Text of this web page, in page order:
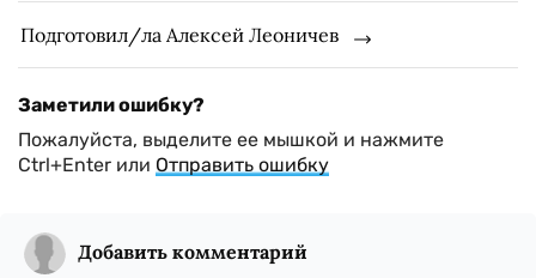
Подготовил/ла Алексей Леоничев
Заметили ошибку?
Пожалуйста, выделите ее мышкой и нажмите
Ctrl+Enter или Отправить ошибку
Добавить комментарий